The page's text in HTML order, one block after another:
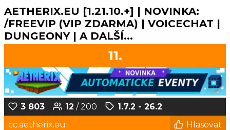
AETHERIX.EU [1.21.10.+] | NOVINKA:
/FREEVIP (VIP ZDARMA) | VOICECHAT |
DUNGEONY | A DALŠÍ...
11.
3 803 12 / 200
1.7.2 - 26.2
cc.aetherix.eu
Hlasovat